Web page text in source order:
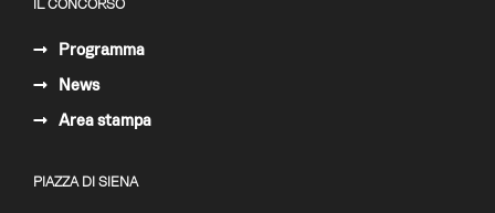
IL CONCORSO
Programma
News
Area stampa
PIAZZA DI SIENA